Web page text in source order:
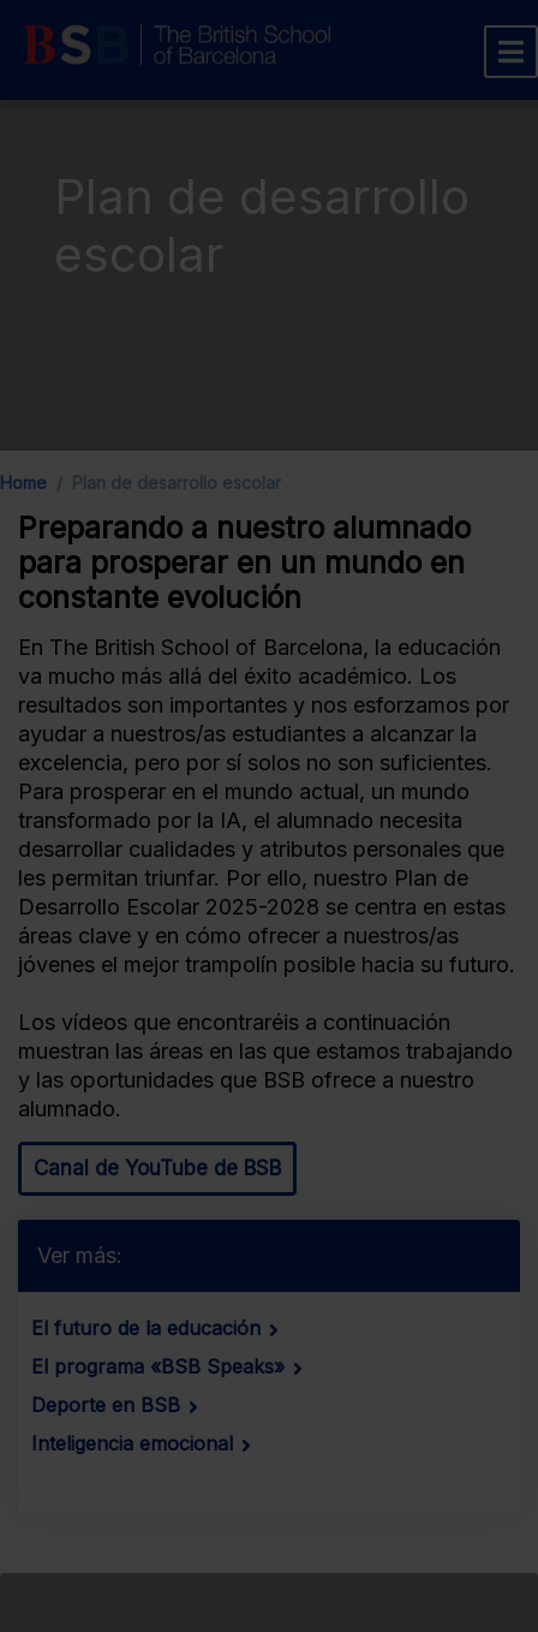
Plan de desarrollo
escolar
Home Plan de desarrollo escolar
Preparando a nuestro alumnado
para prosperar en un mundo en
constante evolución
En The British School of Barcelona, la educación
va mucho más allá del éxito académico. Los
resultados son importantes y nos esforzamos por
ayudar a nuestros/as estudiantes a alcanzar la
excelencia, pero por sí solos no son suficientes.
Para prosperar en el mundo actual, un mundo
transformado por la IA, el alumnado necesita
desarrollar cualidades y atributos personales que
les permitan triunfar. Por ello, nuestro Plan de
Desarrollo Escolar 2025-2028 se centra en estas
áreas clave y en cómo ofrecer a nuestros/as
jóvenes el mejor trampolín posible hacia su futuro.
Los vídeos que encontraréis a continuación
muestran las áreas en las que estamos trabajando
y las oportunidades que BSB ofrece a nuestro
alumnado.
Canal de YouTube de BSB
Ver más:
El futuro de la educación
El programa «BSB Speaks»
Deporte en BSB
Inteligencia emocional